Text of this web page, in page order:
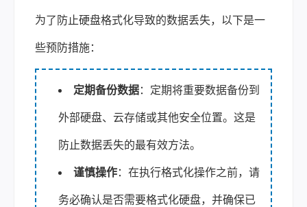
为了防止硬盘格式化导致的数据丢失，以下是一
些预防措施：
定期备份数据：定期将重要数据备份到
外部硬盘、云存储或其他安全位置。这是
防止数据丢失的最有效方法。
谨慎操作：在执行格式化操作之前，请
务必确认是否需要格式化硬盘，并确保已